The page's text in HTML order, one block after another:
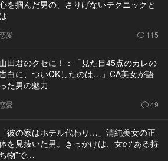
を掴んだ男の、さりげないテクニックと
は
愛 115
山田君のクセに！：「見た目45点のカレの
白に、ついOKしたのは…」CA美女が語
った男の魅力
愛 49
「彼の家はホテル代わり…」清純美女の正
を見抜いた男。きっかけは、女の“ある持
ち物”で…